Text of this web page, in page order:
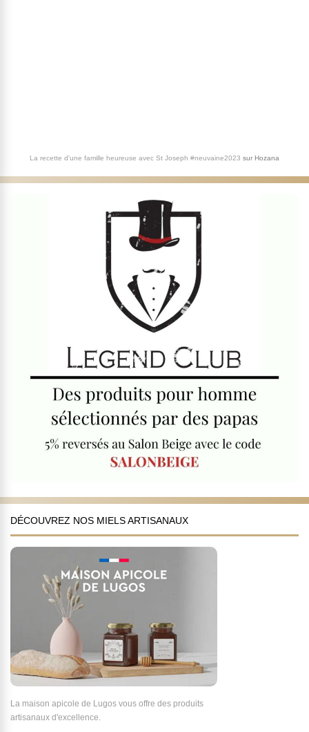
La recette d'une famille heureuse avec St Joseph #neuvaine2023 sur Hozana
DÉCOUVREZ NOS MIELS ARTISANAUX
La maison apicole de Lugos vous offre des produits
artisanaux d'excellence.